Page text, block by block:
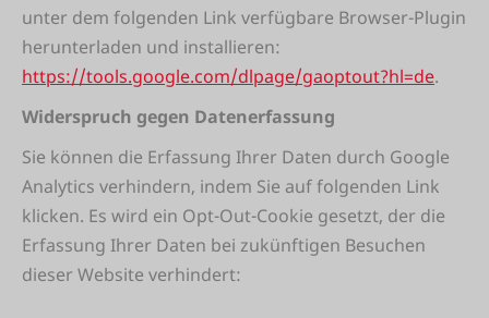
unter dem folgenden Link verfügbare Browser-Plugin
herunterladen und installieren:
https://tools.google.com/dlpage/gaoptout?hl=de.
Widerspruch gegen Datenerfassung
Sie können die Erfassung Ihrer Daten durch Google
Analytics verhindern, indem Sie auf folgenden Link
klicken. Es wird ein Opt-Out-Cookie gesetzt, der die
Erfassung Ihrer Daten bei zukünftigen Besuchen
dieser Website verhindert: